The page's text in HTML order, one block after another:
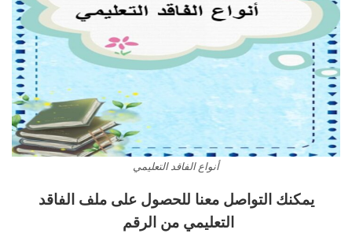
أنواع الفاقد التعليمي
يمكنك التواصل معنا للحصول على ملف الفاقد
التعليمي من الرقم